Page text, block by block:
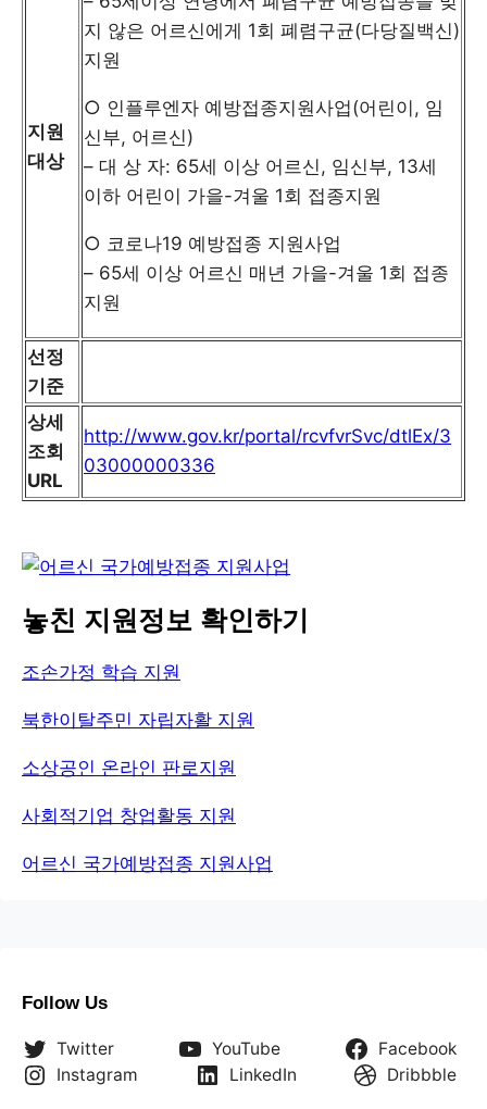
지원
대상
지 않은 어르신에게 1회 폐렴구균(다당질백신)
지원
○ 인플루엔자 예방접종지원사업(어린이, 임
신부, 어르신)
– 대 상 자: 65세 이상 어르신, 임신부, 13세
이하 어린이 가을-겨울 1회 접종지원
○ 코로나19 예방접종 지원사업
– 65세 이상 어르신 매년 가을-겨울 1회 접종
지원
선정
기준
상세
조회
URL
http://www.gov.kr/portal/rcvfvrSvc/dtlEx/3
03000000336
놓친 지원정보 확인하기
조손가정 학습 지원
북한이탈주민 자립자활 지원
소상공인 온라인 판로지원
사회적기업 창업활동 지원
어르신 국가예방접종 지원사업
Follow Us
Twitter YouTube
Facebook
Instagram
LinkedIn Dribbble